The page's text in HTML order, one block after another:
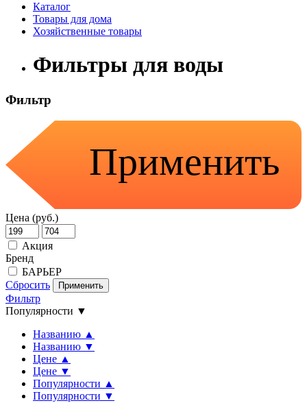
Каталог
Товары для дома
Хозяйственные товары
Фильтры для воды
Фильтр
Применить
Цена (руб.)
Акция
Бренд
БАРЬЕР
Сбросить
Применить
Фильтр
Популярности ▼
Названию ▲
Названию ▼
Цене ▲
Цене ▼
Популярности ▲
Популярности ▼